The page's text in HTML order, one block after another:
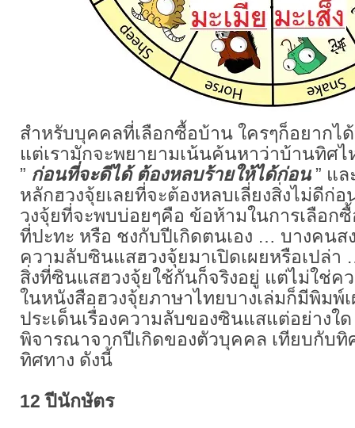
สำหรับบุคคลที่เลือกซื้อบ้าน ใครๆก็อยากไ
แต่เรามักจะพยายามเน้นค้นหาว่าบ้านทิศ
” ก่อนที่จะดีได้ ต้องหลบร้ายให้ได้ก่อน” แล
หลักฮวงจุ้ยเลยที่จะต้องหลบเลี่ยงสิ่งไม่ดีก่
วงจุ้ยที่จะพบบ่อยๆคือ ข้อห้ามในการเลือก
ที่ปะทะ หรือ ชงกับปีเกิดตนเอง … บางคนส
ความลับซินแสฮวงจุ้ยมาเปิดเผยหรือเปล่
สิ่งที่ซินแสฮวงจุ้ยใช้กันก็จริงอยู่ แต่ไม่ใช่ค
ในหนังสือฮวงจุ้ยภาษาไทยบางเล่มก็มีพิมพ์
ประเด็นเรื่องความลับของซินแสแต่อย่างใ
พิจารณาจากปีเกิดของตัวบุคคล เทียบกับทิ
ทิศทาง ดังนี้
12 ปีนักษัตร